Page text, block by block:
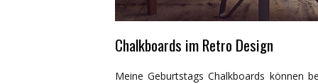
Chalkboards im Retro Design
Meine Geburtstags Chalkboards können